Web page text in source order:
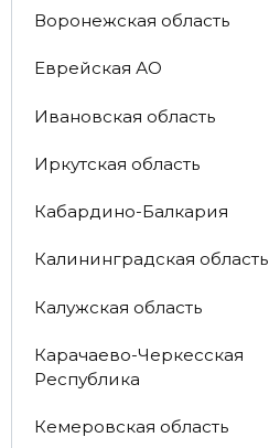
Воронежская область
Еврейская АО
Ивановская область
Иркутская область
Кабардино-Балкария
Калининградская область
Калужская область
Карачаево-Черкесская
Республика
Кемеровская область